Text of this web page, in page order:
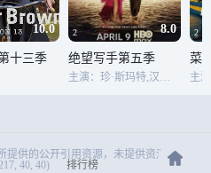
10.0
十三季
2 8.0
绝望写手第五季
主演：珍·斯玛特,汉娜·爱宾德,保罗·当斯,梅根·斯塔尔特,卡尔·克莱蒙斯-霍普金斯,马克·印第里凯托,罗斯·阿卜杜,罗比·霍夫曼,托尼·戈德温,凯特琳·奥尔森,克里斯托弗·麦克唐纳,简·亚当斯,劳伦·维德曼,柳波,约翰尼·希比利,路奈尔,安吉拉·伊莱恩·吉布斯,凯特琳·赖利,克里斯托弗·布里尼,莱丝莉·比伯,切莉·琼斯,安·唐德,阿比·奥,乔治·巴兹尔,约书亚·A·布朗宁,克里斯廷·古德温,艾里克·奈特,杰奎琳·麦高恩·尼克勒,约翰·奥布赖恩,玛丽·泽玛,芭芭拉·诺兰
2
菜
供的公开引用资源，未提供资源上传、
40, 40)
排行榜